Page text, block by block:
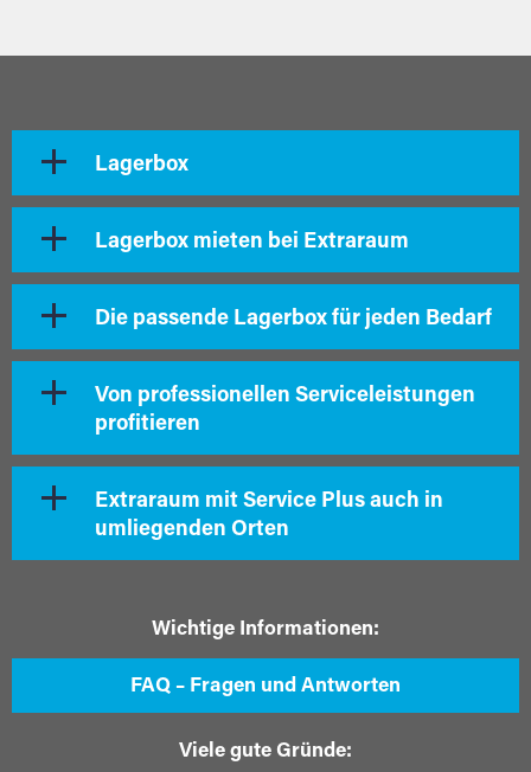
Lagerbox
Lagerbox mieten bei Extraraum
Die passende Lagerbox für jeden Bedarf
Von professionellen Serviceleistungen
profitieren
Extraraum mit Service Plus auch in
umliegenden Orten
Wichtige Informationen:
FAQ – Fragen und Antworten
Viele gute Gründe: